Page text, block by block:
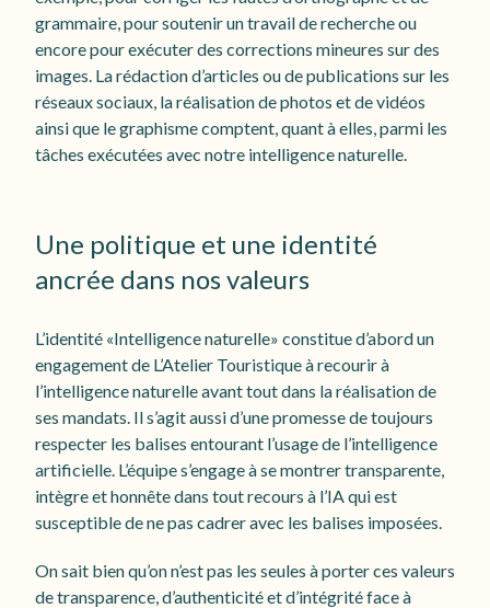
grammaire, pour soutenir un travail de recherche ou
encore pour exécuter des corrections mineures sur des
images. La rédaction d’articles ou de publications sur les
réseaux sociaux, la réalisation de photos et de vidéos
ainsi que le graphisme comptent, quant à elles, parmi les
tâches exécutées avec notre intelligence naturelle.
Une politique et une identité
ancrée dans nos valeurs
L’identité «Intelligence naturelle» constitue d’abord un
engagement de L’Atelier Touristique à recourir à
l’intelligence naturelle avant tout dans la réalisation de
ses mandats. Il s’agit aussi d’une promesse de toujours
respecter les balises entourant l’usage de l’intelligence
artificielle. L’équipe s’engage à se montrer transparente,
intègre et honnête dans tout recours à l’IA qui est
susceptible de ne pas cadrer avec les balises imposées.
On sait bien qu’on n’est pas les seules à porter ces valeurs
de transparence, d’authenticité et d’intégrité face à